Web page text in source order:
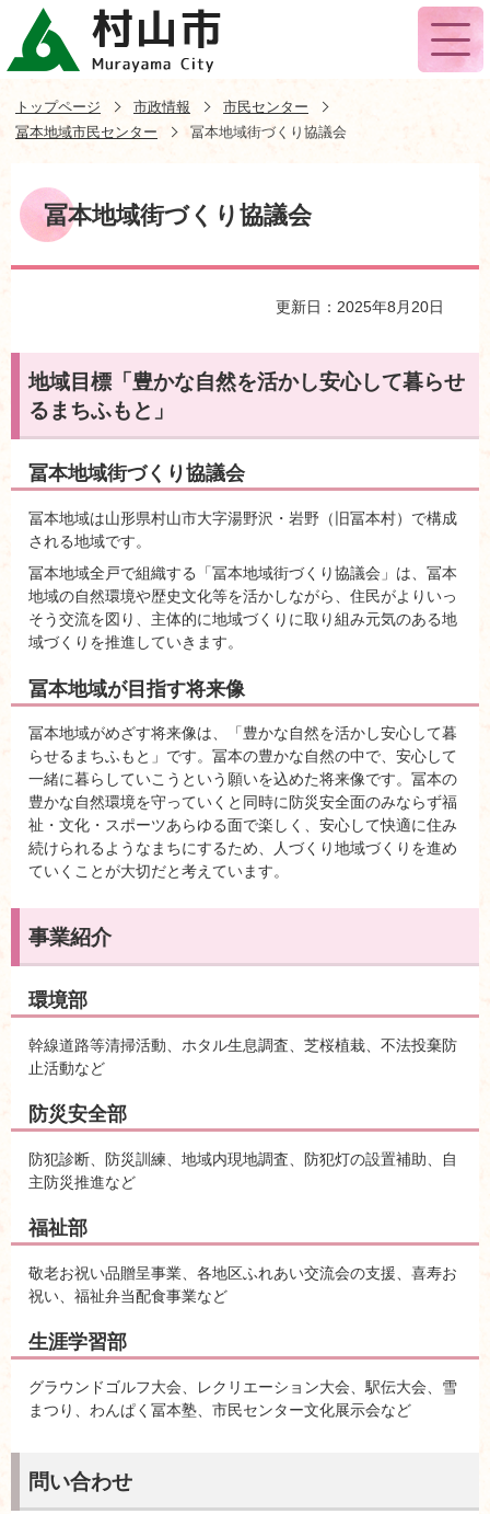
トップページ 市政情報
市民センター
冨本地域市民センター
冨本地域街づくり協議会
冨本地域街づくり協議会
更新日：2025年8月20日
地域目標「豊かな自然を活かし安心して暮らせ
るまちふもと」
冨本地域街づくり協議会
冨本地域は山形県村山市大字湯野沢・岩野（旧冨本村）で構成
される地域です。
冨本地域全戸で組織する「冨本地域街づくり協議会」は、冨本
地域の自然環境や歴史文化等を活かしながら、住民がよりいっ
そう交流を図り、主体的に地域づくりに取り組み元気のある地
域づくりを推進していきます。
冨本地域が目指す将来像
冨本地域がめざす将来像は、「豊かな自然を活かし安心して暮
らせるまちふもと」です。冨本の豊かな自然の中で、安心して
一緒に暮らしていこうという願いを込めた将来像です。冨本の
豊かな自然環境を守っていくと同時に防災安全面のみならず福
祉・文化・スポーツあらゆる面で楽しく、安心して快適に住み
続けられるようなまちにするため、人づくり地域づくりを進め
ていくことが大切だと考えています。
事業紹介
環境部
幹線道路等清掃活動、ホタル生息調査、芝桜植栽、不法投棄防
止活動など
防災安全部
防犯診断、防災訓練、地域内現地調査、防犯灯の設置補助、自
主防災推進など
福祉部
敬老お祝い品贈呈事業、各地区ふれあい交流会の支援、喜寿お
祝い、福祉弁当配食事業など
生涯学習部
グラウンドゴルフ大会、レクリエーション大会、駅伝大会、雪
まつり、わんぱく冨本塾、市民センター文化展示会など
問い合わせ